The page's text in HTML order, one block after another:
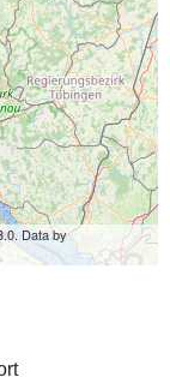
Data by